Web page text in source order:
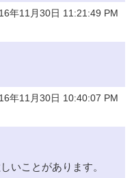
年11月30日 11:21:49 PM
年11月30日 10:40:07 PM
いことがあります。